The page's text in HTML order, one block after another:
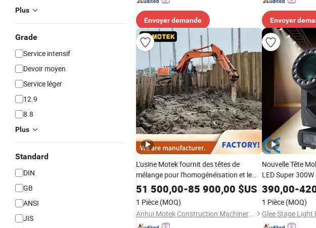
Plus
Grade
Service intensif
Devoir moyen
Service léger
12.9
8.8
Plus
Standard
DIN
GB
ANSI
JIS
Envoyer demande Envoyer
L'usine Motek fournit des têtes de
mélange pour l'homogénéisation et le
mélange homogène de super matériaux
51 500,00-85 900,00 $US
1 Pièce (MOQ)
Anhui Motek Construction Machinery Co., Ltd.
Nouvelle Tête
LED Super
390,00-
1 Pièce (MOQ)
Glee Stage